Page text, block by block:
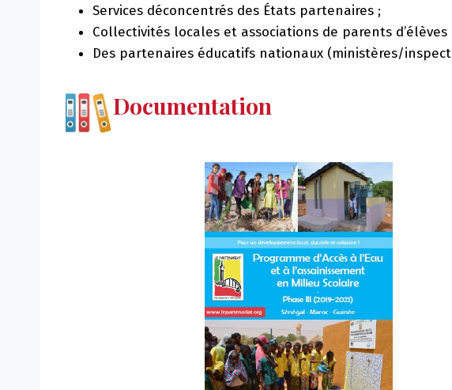
Services déconcentrés des États partenaires ;
Collectivités locales et associations de parents
Des partenaires éducatifs nationaux (ministères/
Documentation